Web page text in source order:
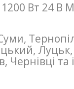
Вт 24 В
та